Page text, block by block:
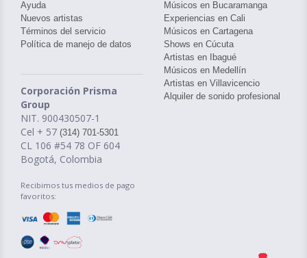
Ayuda
Nuevos artistas
Términos del servicio
Política de manejo de datos
Corporación Prisma
Group
NIT. 900430507-1
Cel + 57 (314) 701-5301
CL 106 #54 78 OF 604
Bogotá, Colombia
Recibimos tus medios de pago
favoritos:
Músicos en Bucaramanga
Experiencias en Cali
Músicos en Cartagena
Shows en Cúcuta
Artistas en Ibagué
Músicos en Medellín
Artistas en Villavicencio
Alquiler de sonido profesional